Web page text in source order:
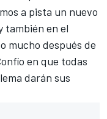
a pista un nuevo
también en el
mucho después de
en que todas
darán sus